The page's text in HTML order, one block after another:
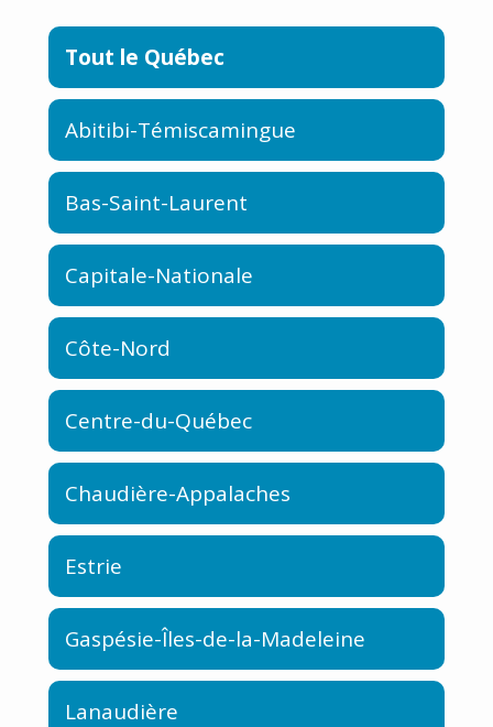
Tout le Québec
Abitibi-Témiscamingue
Bas-Saint-Laurent
Capitale-Nationale
Côte-Nord
Centre-du-Québec
Chaudière-Appalaches
Estrie
Gaspésie-Îles-de-la-Madeleine
Lanaudière